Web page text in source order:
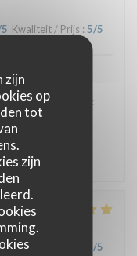
zijn
op
tot
zijn
Kwaliteit / Prijs : 5/5
Les plats étaient
Le service était
Nous
belle
/5 Kwaliteit / Prijs /5